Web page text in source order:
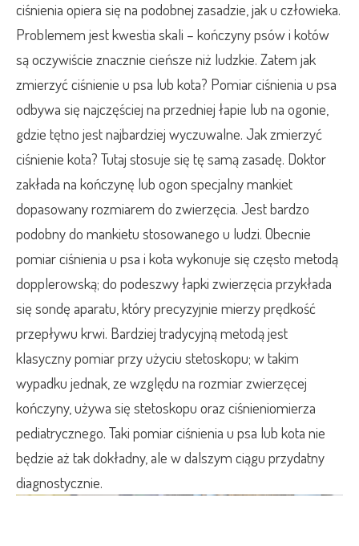
ciśnienia opiera się na podobnej zasadzie, jak u człowieka.
Problemem jest kwestia skali – kończyny psów i kotów
są oczywiście znacznie cieńsze niż ludzkie. Zatem jak
zmierzyć ciśnienie u psa lub kota? Pomiar ciśnienia u psa
odbywa się najczęściej na przedniej łapie lub na ogonie,
gdzie tętno jest najbardziej wyczuwalne. Jak zmierzyć
ciśnienie kota? Tutaj stosuje się tę samą zasadę. Doktor
zakłada na kończynę lub ogon specjalny mankiet
dopasowany rozmiarem do zwierzęcia. Jest bardzo
podobny do mankietu stosowanego u ludzi. Obecnie
pomiar ciśnienia u psa i kota wykonuje się często metodą
dopplerowską; do podeszwy łapki zwierzęcia przykłada
się sondę aparatu, który precyzyjnie mierzy prędkość
przepływu krwi. Bardziej tradycyjną metodą jest
klasyczny pomiar przy użyciu stetoskopu; w takim
wypadku jednak, ze względu na rozmiar zwierzęcej
kończyny, używa się stetoskopu oraz ciśnieniomierza
pediatrycznego. Taki pomiar ciśnienia u psa lub kota nie
będzie aż tak dokładny, ale w dalszym ciągu przydatny
diagnostycznie.